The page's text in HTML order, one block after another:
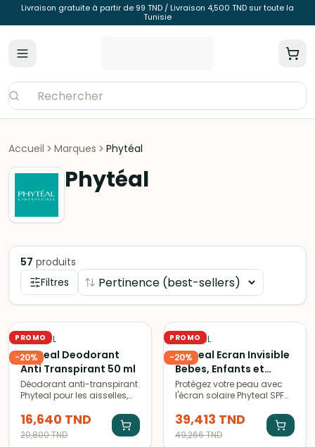
Livraison gratuite à partir de 99 TND / Livraison 4,500 TND sur toute la
Tunisie
Accueil Marques Phytéal
Phytéal
57 produits
Filtres
PROMO
-20%
PHYTÉAL
Phyteal Deodorant
Anti Transpirant 50 ml
Déodorant anti-transpirant
Phyteal pour les aisselles,
peau, une protection
longue durée contre les
odeurs et l'humidité.
16,640 TND
20,800TND
PROMO
-20%
PHYTÉAL
Phyteal Ecran Invisible
Bebes, Enfants et
Adultes Spf50, 50 ml
Protégez votre peau avec
l'écran solaire Phyteal SPF
adaptée à tous les types de
peau, non collante et
résistante à l'eau.
39,413 TND
49,266TND